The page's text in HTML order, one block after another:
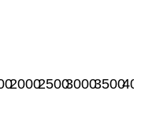
2000250030003500